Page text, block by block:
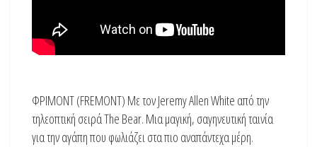
ΦΡΙΜΟΝΤ (FREMONT) Με τον Jeremy Allen White από την
τηλεοπτική σειρά The Bear. Μια μαγική, σαγηνευτική ταινία
για την αγάπη που φωλιάζει στα πιο αναπάντεχα μέρη.